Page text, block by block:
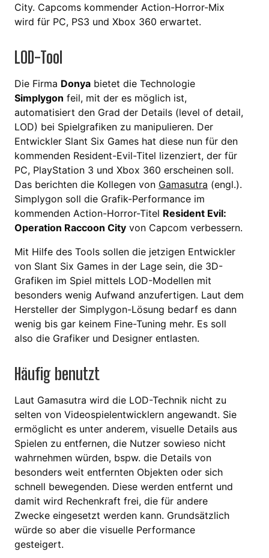
City. Capcoms kommender Action-Horror-Mix
wird für PC, PS3 und Xbox 360 erwartet.
LOD-Tool
Die Firma Donya bietet die Technologie
Simplygon feil, mit der es möglich ist,
automatisiert den Grad der Details (level of detail,
LOD) bei Spielgrafiken zu manipulieren. Der
Entwickler Slant Six Games hat diese nun für den
kommenden Resident-Evil-Titel lizenziert, der für
PC, PlayStation 3 und Xbox 360 erscheinen soll.
Das berichten die Kollegen von Gamasutra (engl.).
Simplygon soll die Grafik-Performance im
kommenden Action-Horror-Titel Resident Evil:
Operation Raccoon City von Capcom verbessern.
Mit Hilfe des Tools sollen die jetzigen Entwickler
von Slant Six Games in der Lage sein, die 3D-
Grafiken im Spiel mittels LOD-Modellen mit
besonders wenig Aufwand anzufertigen. Laut dem
Hersteller der Simplygon-Lösung bedarf es dann
wenig bis gar keinem Fine-Tuning mehr. Es soll
also die Grafiker und Designer entlasten.
Häufig benutzt
Laut Gamasutra wird die LOD-Technik nicht zu
selten von Videospielentwicklern angewandt. Sie
ermöglicht es unter anderem, visuelle Details aus
Spielen zu entfernen, die Nutzer sowieso nicht
wahrnehmen würden, bspw. die Details von
besonders weit entfernten Objekten oder sich
schnell bewegenden. Diese werden entfernt und
damit wird Rechenkraft frei, die für andere
Zwecke eingesetzt werden kann. Grundsätzlich
würde so aber die visuelle Performance
gesteigert.